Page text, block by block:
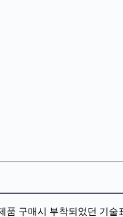
품 구매시 부착되었던 기술